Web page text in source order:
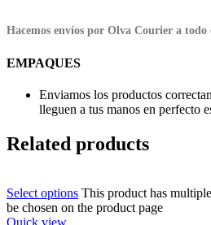
Hacemos envíos por Olva Courier a todo
EMPAQUES
Enviamos los productos
lleguen a tus manos en perfecto
Related products
Select options This product has
be chosen on the product page
Quick view